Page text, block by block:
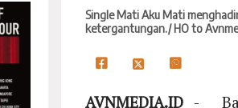
Single Mati Aku Mati
ketergantungan./ HO to
AVNMEDIA.ID -